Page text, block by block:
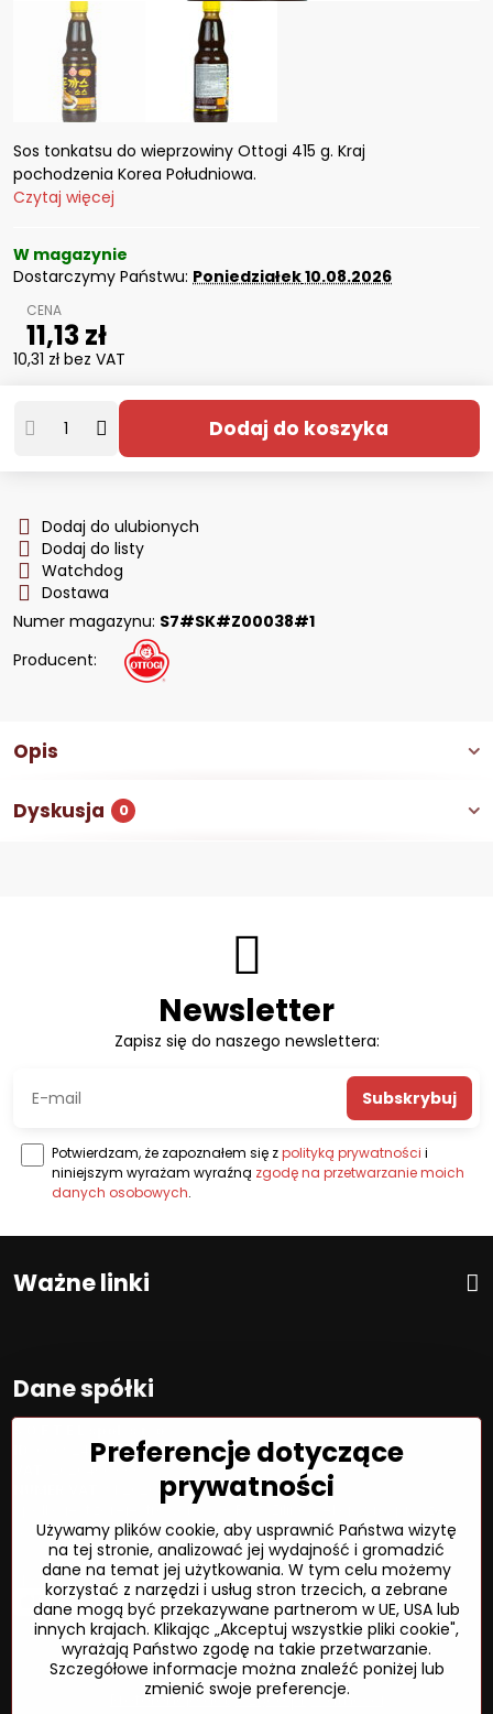
Sos tonkatsu do wieprzowiny Ottogi 415 g. Kraj
pochodzenia Korea Południowa.
Czytaj więcej
W magazynie
Dostarczymy Państwu: Poniedziałek10.08.2026
11,13 zł
10,31 zł bez VAT
Dodaj do koszyka
Dodaj do ulubionych
Dodaj do listy
Watchdog
Dostawa
Numer magazynu: S7#SK#Z00038#1
Producent:
Opis
Dyskusja 0
Newsletter
Zapisz się do naszego newslettera:
Subskrybuj
Potwierdzam, że zapoznałem się zpolityką prywatności i
niniejszym wyrażam wyraźną zgodę na przetwarzanie moich
danych osobowych.
Ważne linki
Dane spółki
00692468
SK202045333
Spółka jest zarejestrowana w OR OS Žilina, sekcja Sro, proszę
wstawić numer: 6/L
Sposób płatności
©2026Prawa autorskie
Preferencje dotyczące prywatności
Preferencje dotyczące
prywatności
Używamy plików cookie, aby usprawnić Państwa wizytę
na tej stronie, analizować jej wydajność i gromadzić
dane na temat jej użytkowania. W tym celu możemy
korzystać z narzędzi i usług stron trzecich, a zebrane
dane mogą być przekazywane partnerom w UE, USA lub
innych krajach. Klikając „Akceptuj wszystkie pliki cookie",
wyrażają Państwo zgodę na takie przetwarzanie.
Szczegółowe informacje można znaleźć poniżej lub
zmienić swoje preferencje.